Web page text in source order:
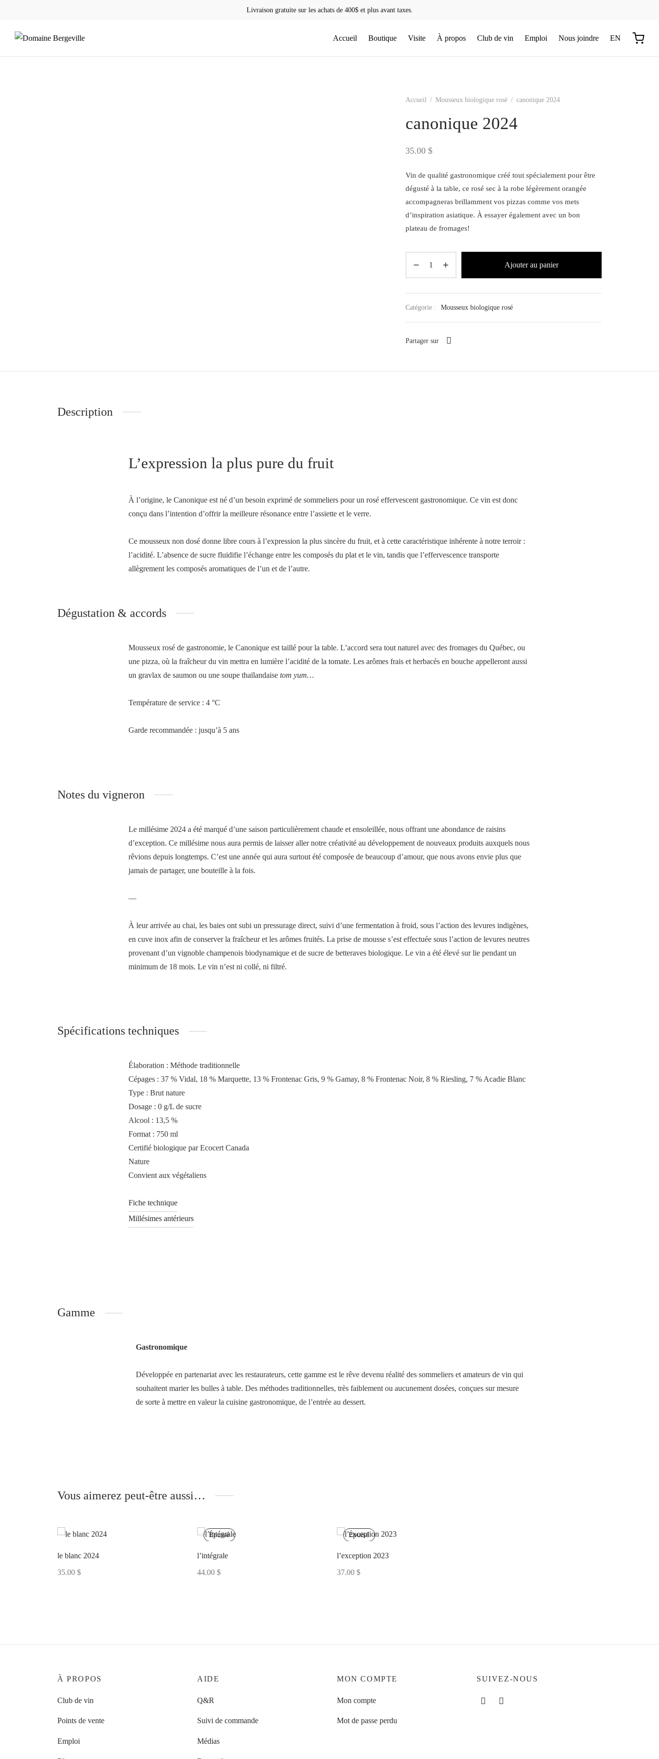
Livraison gratuite sur les achats de 400$ et plus avant taxes.
Accueil Boutique Visite À propos Club de vin Emploi Nous joindre EN
Accueil / Mousseux biologique rosé / canonique 2024
canonique 2024
35.00 $
Vin de qualité gastronomique créé tout spécialement pour être
dégusté à la table, ce rosé sec à la robe légèrement orangée
accompagneras brillamment vos pizzas comme vos mets
d’inspiration asiatique. À essayer également avec un bon
plateau de fromages!
Ajouter au panier
Catégorie : Mousseux biologique rosé
Partager sur
Description
L’expression la plus pure du fruit
À l’origine, le Canonique est né d’un besoin exprimé de sommeliers pour un rosé effervescent gastronomique. Ce vin est donc
conçu dans l’intention d’offrir la meilleure résonance entre l’assiette et le verre.
Ce mousseux non dosé donne libre cours à l’expression la plus sincère du fruit, et à cette caractéristique inhérente à notre terroir :
l’acidité. L’absence de sucre fluidifie l’échange entre les composés du plat et le vin, tandis que l’effervescence transporte
allègrement les composés aromatiques de l’un et de l’autre.
Dégustation & accords
Mousseux rosé de gastronomie, le Canonique est taillé pour la table. L’accord sera tout naturel avec des fromages du Québec, ou
une pizza, où la fraîcheur du vin mettra en lumière l’acidité de la tomate. Les arômes frais et herbacés en bouche appelleront aussi
un gravlax de saumon ou une soupe thaïlandaise tom yum…
Température de service : 4 °C
Garde recommandée : jusqu’à 5 ans
Notes du vigneron
Le millésime 2024 a été marqué d’une saison particulièrement chaude et ensoleillée, nous offrant une abondance de raisins
d’exception. Ce millésime nous aura permis de laisser aller notre créativité au développement de nouveaux produits auxquels nous
rêvions depuis longtemps. C’est une année qui aura surtout été composée de beaucoup d’amour, que nous avons envie plus que
jamais de partager, une bouteille à la fois.
—
À leur arrivée au chai, les baies ont subi un pressurage direct, suivi d’une fermentation à froid, sous l’action des levures indigènes,
en cuve inox afin de conserver la fraîcheur et les arômes fruités. La prise de mousse s’est effectuée sous l’action de levures neutres
provenant d’un vignoble champenois biodynamique et de sucre de betteraves biologique. Le vin a été élevé sur lie pendant un
minimum de 18 mois. Le vin n’est ni collé, ni filtré.
Spécifications techniques
Élaboration : Méthode traditionnelle
Cépages : 37 % Vidal, 18 % Marquette, 13 % Frontenac Gris, 9 % Gamay, 8 % Frontenac Noir, 8 % Riesling, 7 % Acadie Blanc
Type : Brut nature
Dosage : 0 g/L de sucre
Alcool : 13,5 %
Format : 750 ml
Certifié biologique par Ecocert Canada
Nature
Convient aux végétaliens
Fiche technique
Millésimes antérieurs
Gamme
Gastronomique
Développée en partenariat avec les restaurateurs, cette gamme est le rêve devenu réalité des sommeliers et amateurs de vin qui
souhaitent marier les bulles à table. Des méthodes traditionnelles, très faiblement ou aucunement dosées, conçues sur mesure
de sorte à mettre en valeur la cuisine gastronomique, de l’entrée au dessert.
Vous aimerez peut-être aussi…
le blanc 2024
35.00 $
Épuisé
l’intégrale
44.00 $
Épuisé
l’exception 2023
37.00 $
À PROPOS
Club de vin
Points de vente
Emploi
AIDE
Q&R
Suivi de commande
Médias
MON COMPTE
Mon compte
Mot de passe perdu
SUIVEZ-NOUS